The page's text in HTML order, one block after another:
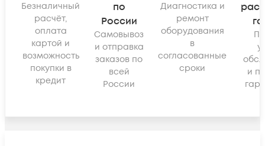
Безналичный
расчёт,
оплата
картой и
возможность
покупки в
кредит
по
России
Самовывоз
и отправка
заказов по
всей
России
Диагностика и
ремонт
оборудования
в
согласованные
сроки
и